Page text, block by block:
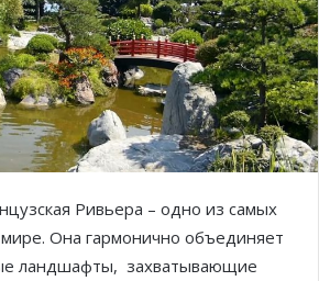
Ривьера – одно из самых
Она гармонично объединяет
ландшафты, захватывающие